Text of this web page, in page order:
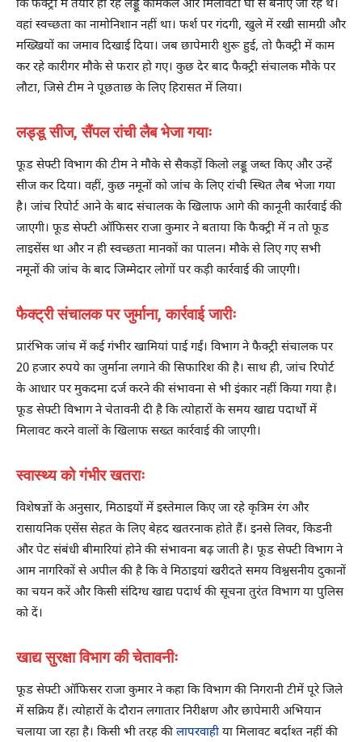
कि फैक्ट्री में तैयार हो रहे लड्डू केमिकल और मिलावटी घी से बनाए जा रहे थे।
वहां स्वच्छता का नामोनिशान नहीं था। फर्श पर गंदगी, खुले में रखी सामग्री और
मख्खियों का जमाव दिखाई दिया। जब छापेमारी शुरू हुई, तो फैक्ट्री में काम
कर रहे कारीगर मौके से फरार हो गए। कुछ देर बाद फैक्ट्री संचालक मौके पर
लौटा, जिसे टीम ने पूछताछ के लिए हिरासत में लिया।
लड्डू सीज, सैंपल रांची लैब भेजा गयाः
फूड सेफ्टी विभाग की टीम ने मौके से सैकड़ों किलो लड्डू जब्त किए और उन्हें
सीज कर दिया। वहीं, कुछ नमूनों को जांच के लिए रांची स्थित लैब भेजा गया
है। जांच रिपोर्ट आने के बाद संचालक के खिलाफ आगे की कानूनी कार्रवाई की
जाएगी। फूड सेफ्टी ऑफिसर राजा कुमार ने बताया कि फैक्ट्री में न तो फूड
लाइसेंस था और न ही स्वच्छता मानकों का पालन। मौके से लिए गए सभी
नमूनों की जांच के बाद जिम्मेदार लोगों पर कड़ी कार्रवाई की जाएगी।
फैक्ट्री संचालक पर जुर्माना, कार्रवाई जारीः
प्रारंभिक जांच में कई गंभीर खामियां पाई गईं। विभाग ने फैक्ट्री संचालक पर
20 हजार रुपये का जुर्माना लगाने की सिफारिश की है। साथ ही, जांच रिपोर्ट
के आधार पर मुकदमा दर्ज करने की संभावना से भी इंकार नहीं किया गया है।
फूड सेफ्टी विभाग ने चेतावनी दी है कि त्योहारों के समय खाद्य पदार्थों में
मिलावट करने वालों के खिलाफ सख्त कार्रवाई की जाएगी।
स्वास्थ्य को गंभीर खतराः
विशेषज्ञों के अनुसार, मिठाइयों में इस्तेमाल किए जा रहे कृत्रिम रंग और
रासायनिक एसेंस सेहत के लिए बेहद खतरनाक होते हैं। इनसे लिवर, किडनी
और पेट संबंधी बीमारियां होने की संभावना बढ़ जाती है। फूड सेफ्टी विभाग ने
आम नागरिकों से अपील की है कि वे मिठाइयां खरीदते समय विश्वसनीय दुकानों
का चयन करें और किसी संदिग्ध खाद्य पदार्थ की सूचना तुरंत विभाग या पुलिस
को दें।
खाद्य सुरक्षा विभाग की चेतावनीः
फूड सेफ्टी ऑफिसर राजा कुमार ने कहा कि विभाग की निगरानी टीमें पूरे जिले
में सक्रिय हैं। त्योहारों के दौरान लगातार निरीक्षण और छापेमारी अभियान
चलाया जा रहा है। किसी भी तरह की लापरवाहीया मिलावट बर्दाश्त नहीं की